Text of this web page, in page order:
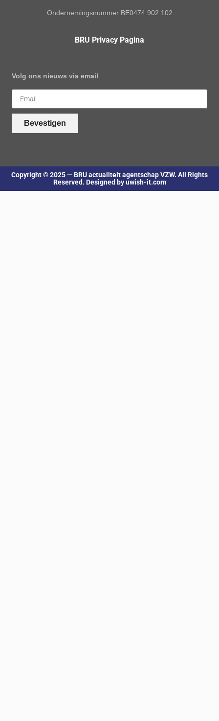
Ondernemingsnummer BE0474.902.102
BRU Privacy Pagina
Volg ons nieuws via email
Bevestigen
Copyright © 2025 — BRU actualiteit agentschap VZW. All Rights
Reserved. Designed by uwish-it.com